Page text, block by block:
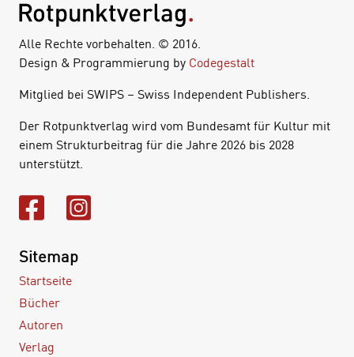
Alle Rechte vorbehalten. © 2016.
Design & Programmierung by Codegestalt
Mitglied bei SWIPS – Swiss Independent Publishers.
Der Rotpunktverlag wird vom Bundesamt für Kultur mit
einem Strukturbeitrag für die Jahre 2026 bis 2028
unterstützt.
Sitemap
Startseite
Bücher
Autoren
Verlag